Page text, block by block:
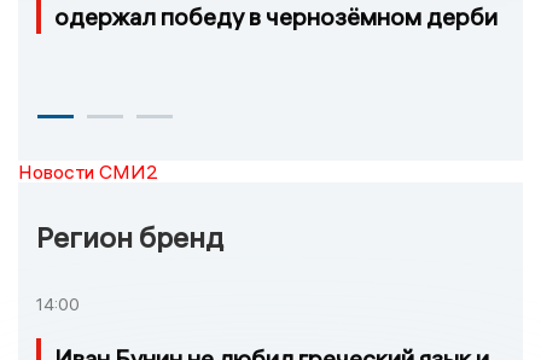
одержал победу в чернозёмном дерби
Новости СМИ2
Регион бренд
14:00